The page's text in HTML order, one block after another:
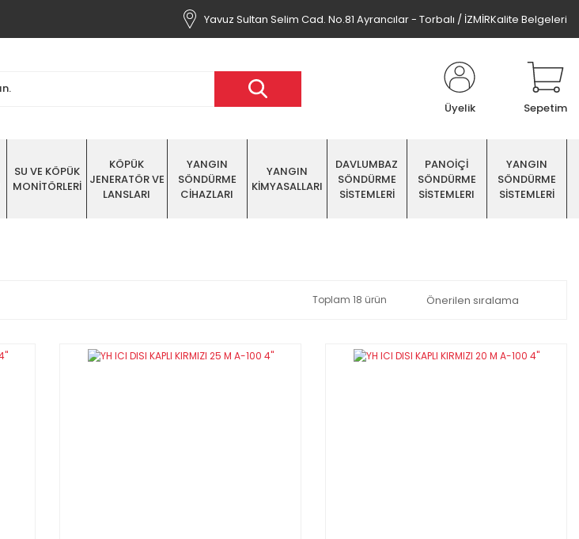
Yavuz Sultan Selim Cad. No.81 Ayrancılar - Torbalı / İZMİRKalite Belgeleri
Üyelik Sepetim
SU VE KÖPÜK
MONİTÖRLERİ
KÖPÜK
JENERATÖR VE
LANSLARI
YANGIN
SÖNDÜRME
CİHAZLARI
YANGIN
KİMYASALLARI
DAVLUMBAZ
SÖNDÜRME
SİSTEMLERİ
PANOİÇİ
SÖNDÜRME
SİSTEMLERI
YANGIN
SÖNDÜRME
SİSTEMLERİ
Toplam 18 ürün